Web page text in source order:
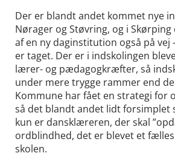
Der er blandt andet kommet nye
Nørager og Støvring, og i
af en ny daginstitution også på vej
er taget. Der er i indskolingen
lærer- og pædagogkræfter, så
under mere trygge rammer end
Kommune har fået en strategi for
så det blandt andet lidt forsimplet
kun er dansklæreren, der skal
ordblindhed, det er blevet et
skolen.